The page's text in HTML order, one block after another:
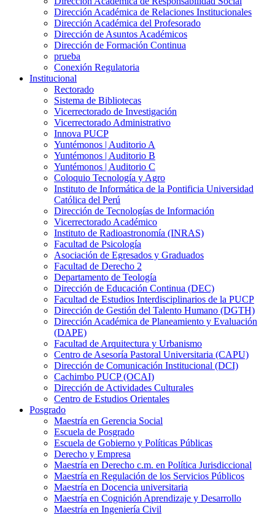
Dirección Académica de Relaciones Institucionales
Dirección Académica del Profesorado
Dirección de Asuntos Académicos
Dirección de Formación Continua
prueba
Conexión Regulatoria
Institucional
Rectorado
Sistema de Bibliotecas
Vicerrectorado de Investigación
Vicerrectorado Administrativo
Innova PUCP
Yuntémonos | Auditorio A
Yuntémonos | Auditorio B
Yuntémonos | Auditorio C
Coloquio Tecnología y Agro
Instituto de Informática de la Pontificia Universidad
Católica del Perú
Dirección de Tecnologías de Información
Vicerrectorado Académico
Instituto de Radioastronomía (INRAS)
Facultad de Psicología
Asociación de Egresados y Graduados
Facultad de Derecho 2
Departamento de Teología
Dirección de Educación Continua (DEC)
Facultad de Estudios Interdisciplinarios de la PUCP
Dirección de Gestión del Talento Humano (DGTH)
Dirección Académica de Planeamiento y Evaluación
(DAPE)
Facultad de Arquitectura y Urbanismo
Centro de Asesoría Pastoral Universitaria (CAPU)
Dirección de Comunicación Institucional (DCI)
Cachimbo PUCP (OCAI)
Dirección de Actividades Culturales
Centro de Estudios Orientales
Posgrado
Maestría en Gerencia Social
Escuela de Posgrado
Escuela de Gobierno y Políticas Públicas
Derecho y Empresa
Maestría en Derecho c.m. en Política Jurisdiccional
Maestría en Regulación de los Servicios Públicos
Maestría en Docencia universitaria
Maestría en Cognición Aprendizaje y Desarrollo
Maestría en Ingeniería Civil